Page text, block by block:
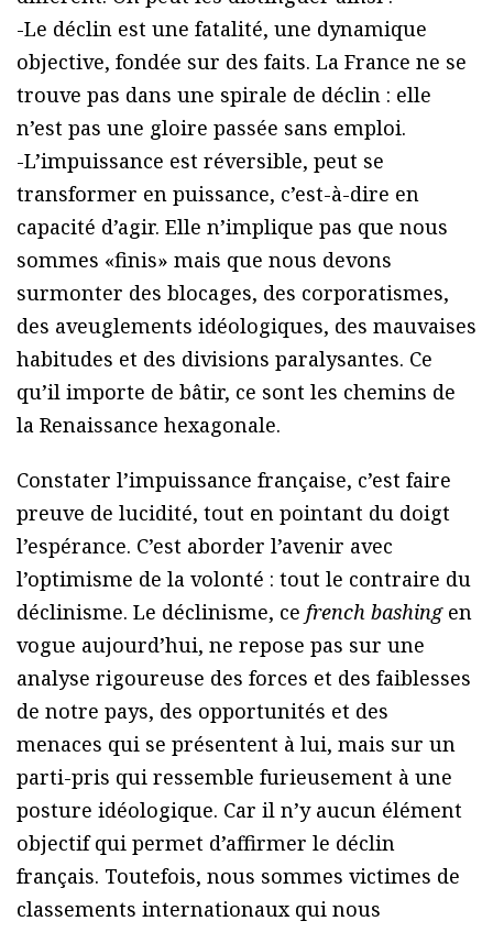
-Le déclin est une fatalité, une dynamique
objective, fondée sur des faits. La France ne se
trouve pas dans une spirale de déclin : elle
n’est pas une gloire passée sans emploi.
-L’impuissance est réversible, peut se
transformer en puissance, c’est-à-dire en
capacité d’agir. Elle n’implique pas que nous
sommes «finis» mais que nous devons
surmonter des blocages, des corporatismes,
des aveuglements idéologiques, des mauvaises
habitudes et des divisions paralysantes. Ce
qu’il importe de bâtir, ce sont les chemins de
la Renaissance hexagonale.
Constater l’impuissance française, c’est faire
preuve de lucidité, tout en pointant du doigt
l’espérance. C’est aborder l’avenir avec
l’optimisme de la volonté : tout le contraire du
déclinisme. Le déclinisme, ce french bashingen
vogue aujourd’hui, ne repose pas sur une
analyse rigoureuse des forces et des faiblesses
de notre pays, des opportunités et des
menaces qui se présentent à lui, mais sur un
parti-pris qui ressemble furieusement à une
posture idéologique. Car il n’y aucun élément
objectif qui permet d’affirmer le déclin
français. Toutefois, nous sommes victimes de
classements internationaux qui nous